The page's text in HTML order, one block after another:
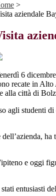
>
aziendale
6
recate in
alla città di
studenti
e oggi
entusiasti